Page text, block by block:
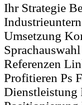
Ihr Strategie
Umsetzung
Referenzen
Profitieren Ps
Dienstleistung